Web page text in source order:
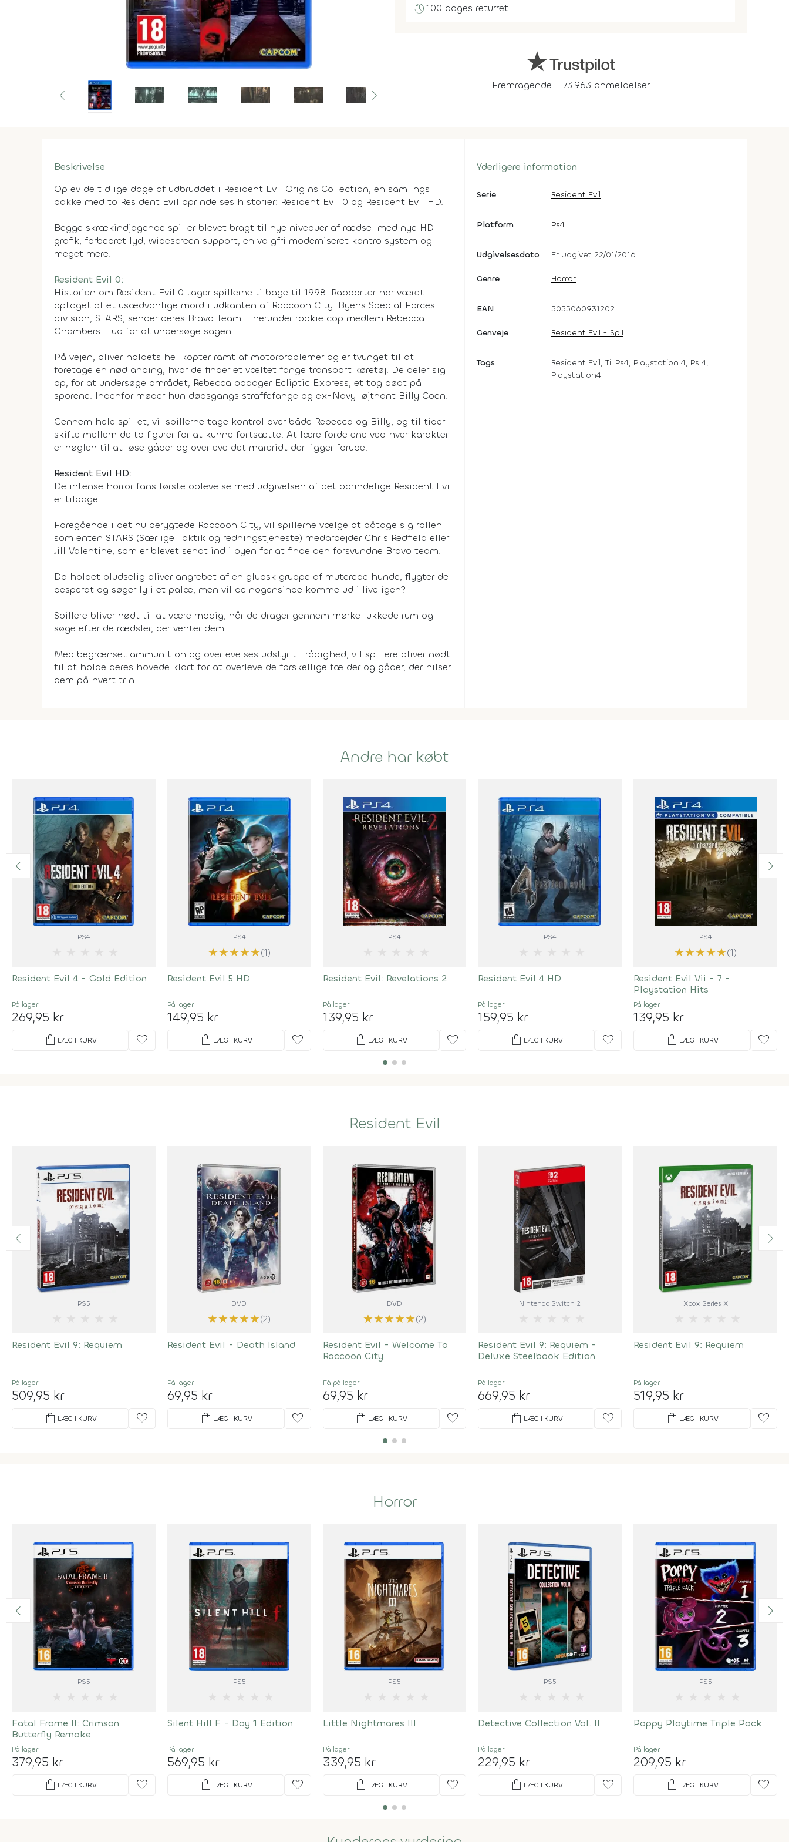
history100 dages returret
Fremragende - 73.963 anmeldelser
Beskrivelse
Oplev de tidlige dage af udbruddet i Resident Evil Origins Collection, en samlings
pakke med to Resident Evil oprindelses historier: Resident Evil 0 og Resident Evil HD.
Begge skrækindjagende spil er blevet bragt til nye niveauer af rædsel med nye HD
grafik, forbedret lyd, widescreen support, en valgfri moderniseret kontrolsystem og
meget mere.
Resident Evil 0:
Historien om Resident Evil 0 tager spillerne tilbage til 1998. Rapporter har været
optaget af et usædvanlige mord i udkanten af Raccoon City. Byens Special Forces
division, STARS, sender deres Bravo Team - herunder rookie cop medlem Rebecca
Chambers - ud for at undersøge sagen.
På vejen, bliver holdets helikopter ramt af motorproblemer og er tvunget til at
foretage en nødlanding, hvor de finder et væltet fange transport køretøj. De deler sig
op, for at undersøge området, Rebecca opdager Ecliptic Express, et tog dødt på
sporene. Indenfor møder hun dødsgangs straffefange og ex-Navy løjtnant Billy Coen.
Gennem hele spillet, vil spillerne tage kontrol over både Rebecca og Billy, og til tider
skifte mellem de to figurer for at kunne fortsætte. At lære fordelene ved hver karakter
er nøglen til at løse gåder og overleve det mareridt der ligger forude.
Resident Evil HD:
De intense horror fans første oplevelse med udgivelsen af det oprindelige Resident Evil
er tilbage.
Foregående i det nu berygtede Raccoon City, vil spillerne vælge at påtage sig rollen
som enten STARS (Særlige Taktik og redningstjeneste) medarbejder Chris Redfield eller
Jill Valentine, som er blevet sendt ind i byen for at finde den forsvundne Bravo team.
Da holdet pludselig bliver angrebet af en glubsk gruppe af muterede hunde, flygter de
desperat og søger ly i et palæ, men vil de nogensinde komme ud i live igen?
Spillere bliver nødt til at være modig, når de drager gennem mørke lukkede rum og
søge efter de rædsler, der venter dem.
Med begrænset ammunition og overlevelses udstyr til rådighed, vil spillere bliver nødt
til at holde deres hovede klart for at overleve de forskellige fælder og gåder, der hilser
dem på hvert trin.
Yderligere information
Serie Resident Evil
Platform Ps4
Udgivelsesdato Er udgivet 22/01/2016
Genre Horror
EAN 5055060931202
Genveje Resident Evil - Spil
Tags
Resident Evil, Til Ps4, Playstation 4, Ps 4,
Playstation4
Andre har købt
PS4
Resident Evil 4 - Gold Edition
På lager
269,95 kr
shopping_bag LÆG I KURV favorite
PS4
★★★★★(1)
Resident Evil 5 HD
På lager
149,95 kr
shopping_bag LÆG I KURV favorite
PS4
Resident Evil: Revelations 2
På lager
139,95 kr
shopping_bag LÆG I KURV favorite
PS4
Resident Evil 4 HD
På lager
159,95 kr
shopping_bag LÆG I KURV favorite
PS4
★★★★★(1)
Resident Evil Vii - 7 -
Playstation Hits
På lager
139,95 kr
shopping_bag LÆG I KURV favorite
Resident Evil
PS5
Resident Evil 9: Requiem
På lager
509,95 kr
shopping_bag LÆG I KURV favorite
DVD
★★★★★(2)
Resident Evil - Death Island
På lager
69,95 kr
shopping_bag LÆG I KURV favorite
DVD
★★★★★(2)
Resident Evil - Welcome To
Raccoon City
Få på lager
69,95 kr
shopping_bag LÆG I KURV favorite
Nintendo Switch 2
Resident Evil 9: Requiem -
Deluxe Steelbook Edition
På lager
669,95 kr
shopping_bag LÆG I KURV favorite
Xbox Series X
Resident Evil 9: Requiem
På lager
519,95 kr
shopping_bag LÆG I KURV favorite
Horror
PS5
Fatal Frame II: Crimson
Butterfly Remake
På lager
379,95 kr
shopping_bag LÆG I KURV favorite
PS5
Silent Hill F - Day 1 Edition
På lager
569,95 kr
shopping_bag LÆG I KURV favorite
PS5
Little Nightmares III
På lager
339,95 kr
shopping_bag LÆG I KURV favorite
PS5
Detective Collection Vol. II
På lager
229,95 kr
shopping_bag LÆG I KURV favorite
PS5
Poppy Playtime Triple Pack
På lager
209,95 kr
shopping_bag LÆG I KURV favorite